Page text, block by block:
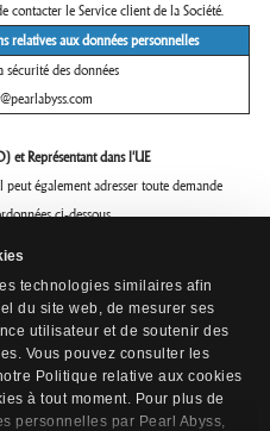
technologies similaires afin
du site web, de mesurer ses
utilisateur et de soutenir des
Vous pouvez consulter les
Politique relative aux cookies
à tout moment. Pour plus de
personnelles par Pearl Abyss,
le Service client de la Société.
relatives aux données personnelles
sécurité des données
et Représentant dans l'UE
également adresser toute demande
ci-dessous.
Pearl Abyss dans l'Union européenne pour